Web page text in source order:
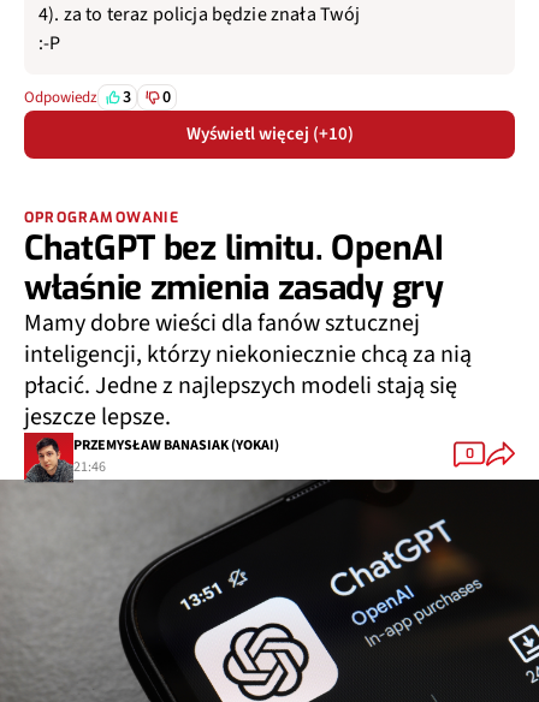
4). za to teraz policja będzie znała Twój
:-P
Odpowiedz 3 0
Wyświetl więcej (+10)
OPROGRAMOWANIE
ChatGPT bez limitu. OpenAI
właśnie zmienia zasady gry
Mamy dobre wieści dla fanów sztucznej
inteligencji, którzy niekoniecznie chcą za nią
płacić. Jedne z najlepszych modeli stają się
jeszcze lepsze.
PRZEMYSŁAW BANASIAK (YOKAI)
21:46
0